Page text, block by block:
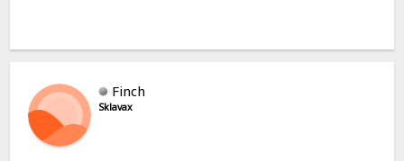
Finch
Sklavax